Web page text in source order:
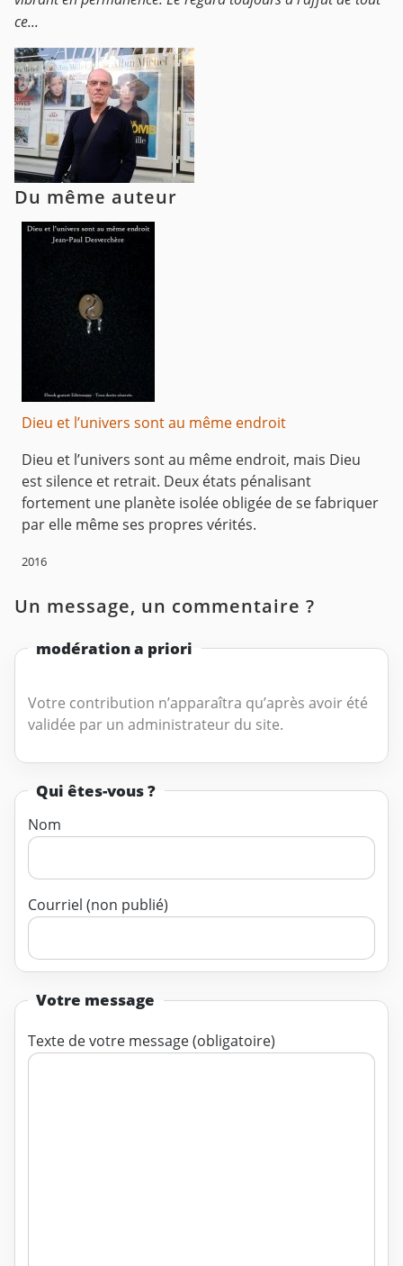
ce...
Du même auteur
Dieu et l’univers sont au même endroit
Dieu et l’univers sont au même endroit, mais Dieu
est silence et retrait. Deux états pénalisant
fortement une planète isolée obligée de se fabriquer
par elle même ses propres vérités.
2016
Un message, un commentaire ?
modération a priori
Votre contribution n’apparaîtra qu’après avoir été
validée par un administrateur du site.
Qui êtes-vous ?
Nom
Courriel (non publié)
Votre message
Texte de votre message (obligatoire)